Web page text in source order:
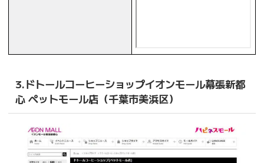
3.ドトールコーヒーショップイオンモール幕張新都
心 ペットモール店（千葉市美浜区）